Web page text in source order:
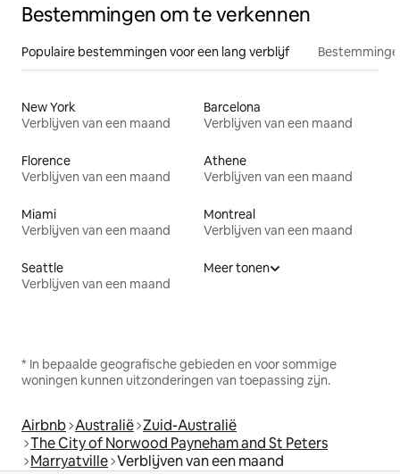
Bestemmingen om te verkennen
Populaire bestemmingen voor een lang verblijf
New York
Verblijven van een maand
Barcelona
Verblijven van een maand
Florence
Verblijven van een maand
Athene
Verblijven van een maand
Miami
Verblijven van een maand
Montreal
Verblijven van een maand
Seattle
Verblijven van een maand
Meer tonen
* In bepaalde geografische gebieden en voor sommige
woningen kunnen uitzonderingen van toepassing zijn.
Airbnb Australië Zuid-Australië
The City of Norwood Payneham and St Peters
Marryatville Verblijven van een maand